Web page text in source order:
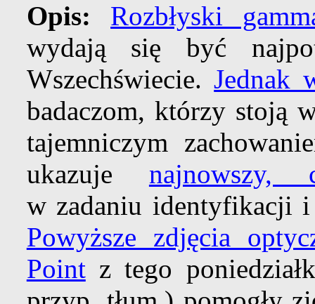
Opis:
Rozbłyski
wydają się być
Wszechświecie.Jednak
badaczom, którzy stoją
tajemniczym
ukazuje najnowszy,
w zadaniu identyfikacji
Powyższe zdjęcia
Pointz tego